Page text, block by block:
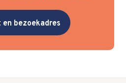
bezoekadres